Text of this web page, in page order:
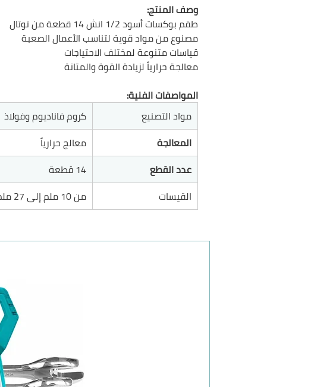
وصف المنتج:
طقم بوكسات أسود 1/2 انش 14 قطعة من توتال
مصنوع من مواد قوية لتناسب الأعمال الصعبة
قياسات متنوعة لمختلف الاحتياجات
معالجة حرارياً لزيادة القوة والمتانة
المواصفات الفنية:
مواد التصنيع
كروم فاناديوم وفولاذ
المعالجة
معالج حرارياً
عدد القطع
14 قطعة
القيسات
من 10 ملم إلى 27 ملم